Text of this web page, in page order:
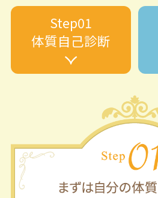
Step01
体質自己診断